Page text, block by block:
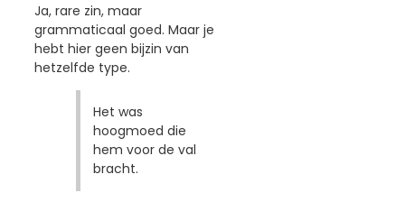
Ja, rare zin, maar
grammaticaal goed. Maar je
hebt hier geen bijzin van
hetzelfde type.
Het was
hoogmoed die
hem voor de val
bracht.